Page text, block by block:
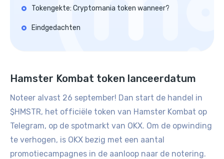
Tokengekte: Cryptomania token wanneer?
Eindgedachten
Hamster Kombat token lanceerdatum
Noteer alvast 26 september! Dan start de handel in
$HMSTR, het officiële token van Hamster Kombat op
Telegram, op de spotmarkt van OKX. Om de opwinding
te verhogen, is OKX bezig met een aantal
promotiecampagnes in de aanloop naar de notering.